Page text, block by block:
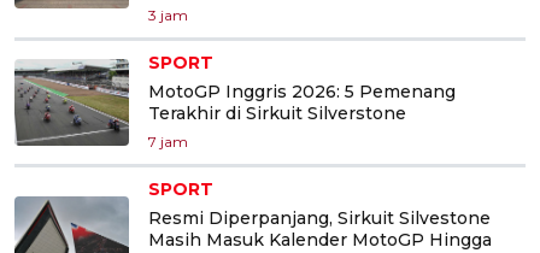
3 jam
SPORT
MotoGP Inggris 2026: 5 Pemenang
Terakhir di Sirkuit Silverstone
7 jam
SPORT
Resmi Diperpanjang, Sirkuit Silvestone
Masih Masuk Kalender MotoGP Hingga